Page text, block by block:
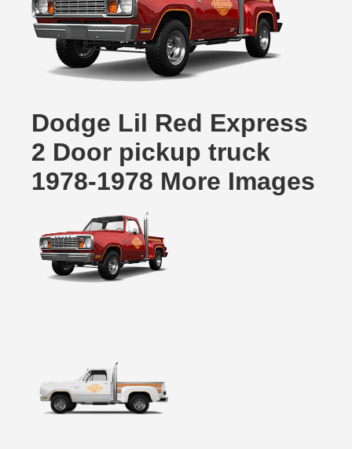
Dodge Lil Red Express
2 Door pickup truck
1978-1978 More Images